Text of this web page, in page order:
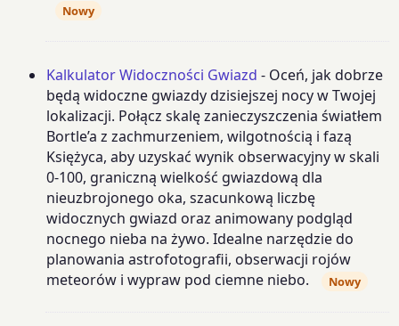
Nowy
Kalkulator Widoczności Gwiazd - Oceń, jak dobrze
będą widoczne gwiazdy dzisiejszej nocy w Twojej
lokalizacji. Połącz skalę zanieczyszczenia światłem
Bortle’a z zachmurzeniem, wilgotnością i fazą
Księżyca, aby uzyskać wynik obserwacyjny w skali
0-100, graniczną wielkość gwiazdową dla
nieuzbrojonego oka, szacunkową liczbę
widocznych gwiazd oraz animowany podgląd
nocnego nieba na żywo. Idealne narzędzie do
planowania astrofotografii, obserwacji rojów
meteorów i wypraw pod ciemne niebo.
Nowy